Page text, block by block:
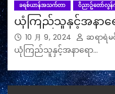
ခရစ်ယာန်အသက်တာ ဝိညာဥ်တော်လွန်
ယုံကြည်သူနှင့်အနာရော
10 月 9, 2024 ဆရာရဲမ
ယုံကြည်သူနှင့်အနာရော…